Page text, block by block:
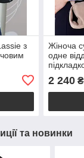
з
Жіноча
одне
2 240₴
та новинки